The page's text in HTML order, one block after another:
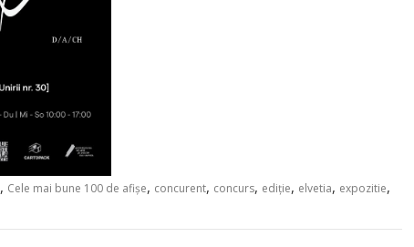
, Cele mai bune 100 de afișe, concurent, concurs, ediţie, elvetia, expozitie,